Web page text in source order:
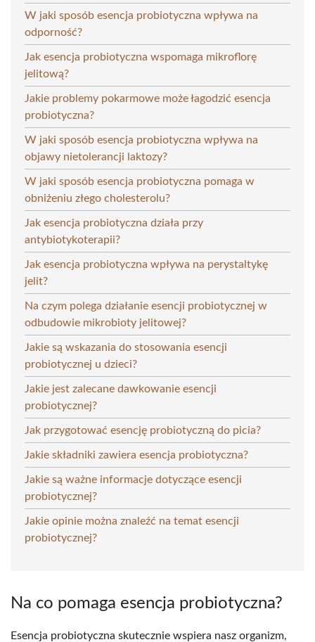
W jaki sposób esencja probiotyczna wpływa na
odporność?
Jak esencja probiotyczna wspomaga mikroflorę
jelitową?
Jakie problemy pokarmowe może łagodzić esencja
probiotyczna?
W jaki sposób esencja probiotyczna wpływa na
objawy nietolerancji laktozy?
W jaki sposób esencja probiotyczna pomaga w
obniżeniu złego cholesterolu?
Jak esencja probiotyczna działa przy
antybiotykoterapii?
Jak esencja probiotyczna wpływa na perystaltykę
jelit?
Na czym polega działanie esencji probiotycznej w
odbudowie mikrobioty jelitowej?
Jakie są wskazania do stosowania esencji
probiotycznej u dzieci?
Jakie jest zalecane dawkowanie esencji
probiotycznej?
Jak przygotować esencję probiotyczną do picia?
Jakie składniki zawiera esencja probiotyczna?
Jakie są ważne informacje dotyczące esencji
probiotycznej?
Jakie opinie można znaleźć na temat esencji
probiotycznej?
Na co pomaga esencja probiotyczna?
Esencja probiotyczna skutecznie wspiera nasz organizm,